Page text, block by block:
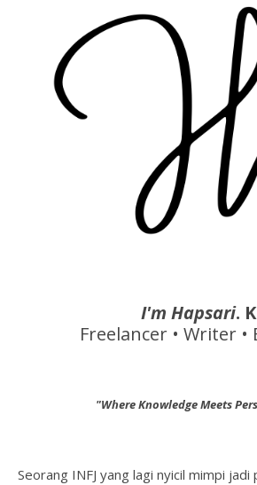
I'm Hapsari. K
Freelancer • Writer •
"Where Knowledge Meets
Seorang INFJ yang lagi nyicil mimpi jadi